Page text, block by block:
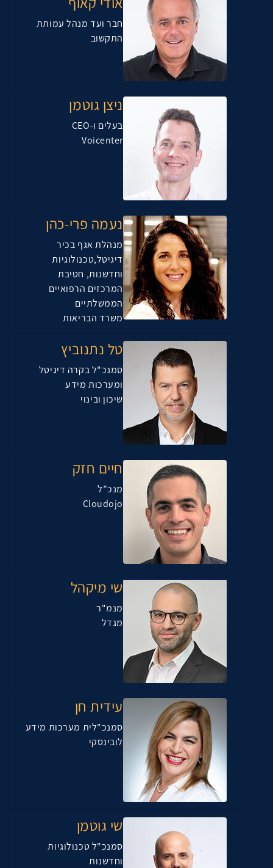
חבר ועד מנהל עמותת
התקשוב
ניצן גוטמן
בעלים ו-CEO
Voicenter
נעמה פרי-כהן
מנהלת אגף בכיר
דיגיטל,טכנולוגיות
וחדשנות, חטיבת
המרכזים הרפואיים
הממשלתיים
משרד הבריאות
טל נתנוביץ
סמנכ"ל בקרה דיגיטל
ומערכות מידע
שיכון ובינוי
חיים חזק
מנכ”ל
Cloudojo
שי מיקהל
מנמ"ר
מגדל
עידית חן
סמנכ"לית מערכות מידע
לובינסקי
שי גוטמן
סמנכ"ל טכנולוגיות
וחדשנות